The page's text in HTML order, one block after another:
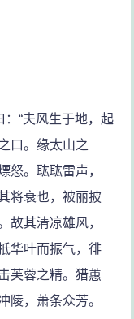
“夫风生于地，起
口。缘太山之
怒。耾耾雷声，
将衰也，被丽披
故其清凉雄风，
华叶而振气，徘
芙蓉之精。猎蕙
陵，萧条众芳。